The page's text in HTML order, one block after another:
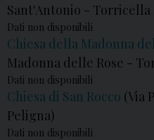
Sant'Antonio - Torricella
Dati non disponibili
Chiesa della Madonna
Madonna delle Rose -
Dati non disponibili
Chiesa di San Rocco (Via
Peligna)
Dati non disponibili